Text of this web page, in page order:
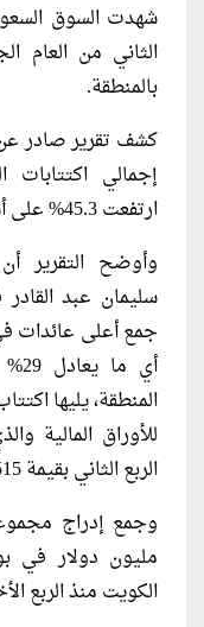
بالمنطقة.
كشف تقرير صادر
إجمالي
ارتفعت 45.3% على أساس سنوي إلى 2.64 مليار دولار.
وأوضح التقرير
سليمان عبد
أي
المنطقة، يليها
الربع الثاني بقيمة 515 مليون دولار.
مليون دولار في
الكويت منذ الربع